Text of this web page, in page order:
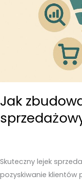
Jak
Skuteczny lejek
pozyskiwanie klientów